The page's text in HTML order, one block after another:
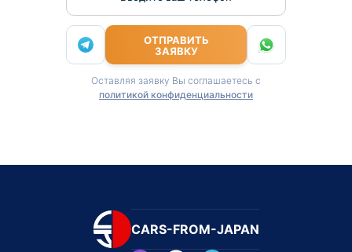
ОТПРАВИТЬ
ЗАЯВКУ
Оставляя заявку Вы соглашаетесь с
политикой конфиденциальности
CARS-FROM-JAPAN